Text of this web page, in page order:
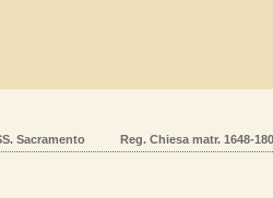
Sacramento Reg. Chiesa matr. 1648-